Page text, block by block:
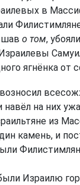
в
о том,
ягнёнка от
на них
из
камень, и
Израилю